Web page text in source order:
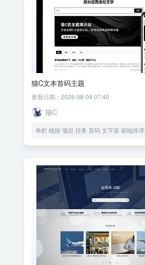
猫C文本首码主题
更新日期：2026-08-04 07:40
猫C
单栏 线报 项目 任务 首码 文字派 前端排序